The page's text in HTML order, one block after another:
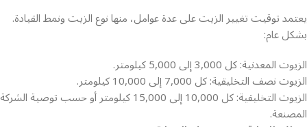
يعتمد توقيت تغيير الزيت على عدة عوامل، منها نوع الزيت ونمط القيادة.
بشكل عام:
الزيوت المعدنية: كل 3,000 إلى 5,000 كيلومتر.
الزيوت نصف التخليقية: كل 7,000 إلى 10,000 كيلومتر.
الزيوت التخليقية: كل 10,000 إلى 15,000 كيلومتر أو حسب توصية الشركة
المصنعة.